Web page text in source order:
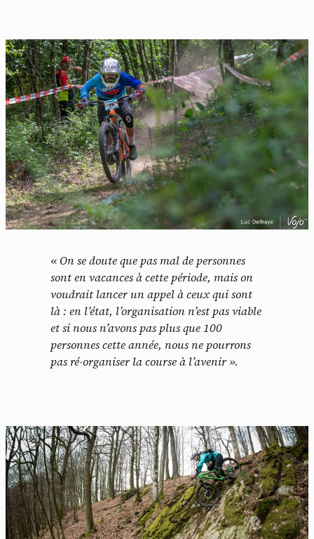
« On se doute que pas mal de personnes
sont en vacances à cette période, mais on
voudrait lancer un appel à ceux qui sont
là : en l’état, l’organisation n’est pas viable
et si nous n’avons pas plus que 100
personnes cette année, nous ne pourrons
pas ré-organiser la course à l’avenir ».